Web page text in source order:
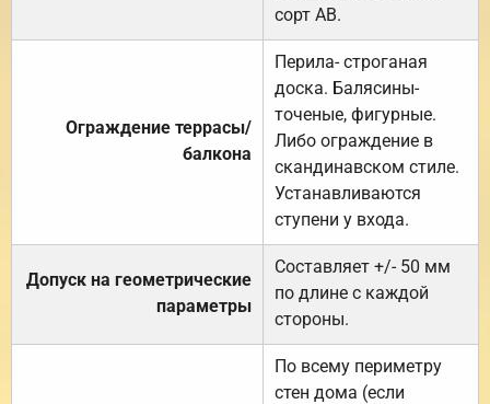
сорт АВ.
Ограждение террасы/
балкона
Перила- строганая
доска. Балясины-
точеные, фигурные.
Либо ограждение в
скандинавском стиле.
Устанавливаются
ступени у входа.
Допуск на геометрические
параметры
Составляет +/- 50 мм
по длине с каждой
стороны.
По всему периметру
стен дома (если